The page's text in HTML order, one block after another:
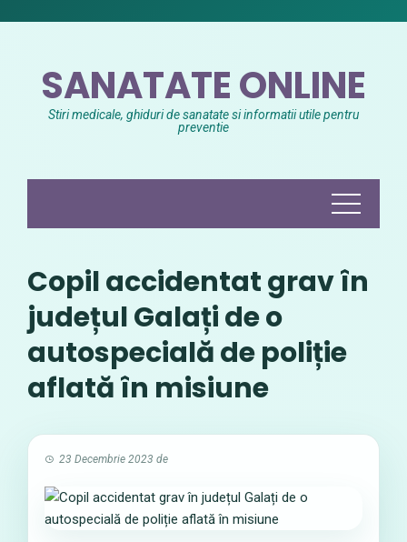
SANATATE ONLINE
Stiri medicale, ghiduri de sanatate si informatii utile pentru
preventie
Copil accidentat grav în
județul Galați de o
autospecială de poliție
aflată în misiune
23 Decembrie 2023 de